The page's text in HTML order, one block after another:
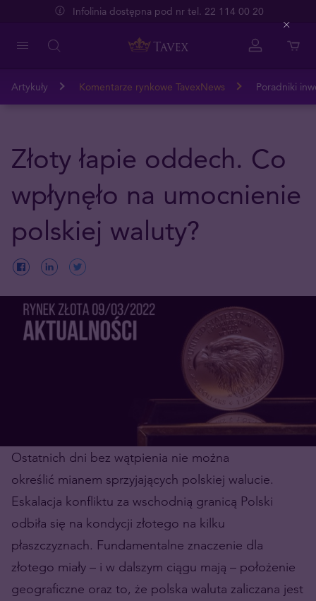
Infolinia dostępna pod nr tel. 22 114 00 20
Artykuły Komentarze rynkowe TavexNews Poradniki
Złoty łapie oddech. Co
wpłynęło na umocnienie
polskiej waluty?
Ostatnich dni bez wątpienia nie można
określić mianem sprzyjających polskiej walucie.
Eskalacja konfliktu za wschodnią granicą Polski
odbiła się na kondycji złotego na kilku
płaszczyznach. Fundamentalne znaczenie dla
złotego miały – i w dalszym ciągu mają – położenie
geograficzne oraz to, że polska waluta zaliczana jest
Close